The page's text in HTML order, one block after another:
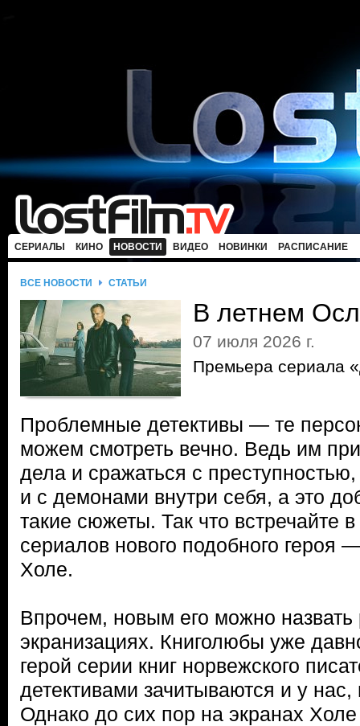
СЕРИАЛЫ КИНО НОВОСТИ ВИДЕО НОВИНКИ РАСПИСАНИЕ
ВСЕ НОВОСТИ СТАТЬИ
В летнем
07 июля 2026 г.
Премьера сериала
Проблемные детективы — те
можем смотреть вечно. Ведь им
дела и сражаться с
и с демонами внутри себя, а это
такие сюжеты. Так что встречайте
сериалов нового подобного героя
Холе.
Впрочем, новым его можно назвать
экранизациях. Книголюбы уже
герой серии книг норвежского
детективами зачитываются и у
Однако до сих пор на экранах Холе